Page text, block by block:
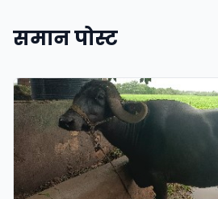
समान पोस्ट